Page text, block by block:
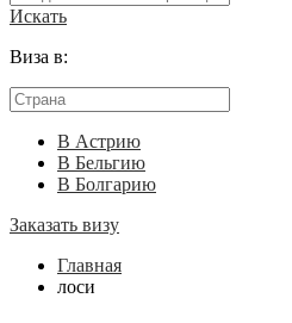
Искать
Виза в:
В Астрию
В Бельгию
В Болгарию
Заказать визу
Главная
лоси